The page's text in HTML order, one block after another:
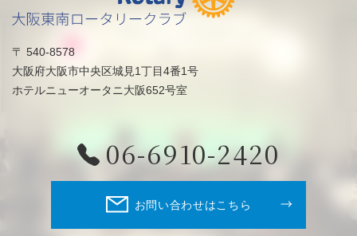
〒 540-8578
大阪府大阪市中央区城見1丁目4番1号
ホテルニューオータニ大阪652号室
06-6910-2420
お問い合わせはこちら